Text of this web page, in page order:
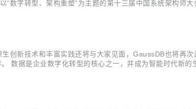
数字转型、架构重塑”为主题的第十三届中国系统架构师
创新技术和丰富实践还将与大家见面，GaussDB也将再
数据是企业数字化转型的核心之一，并成为智能时代新